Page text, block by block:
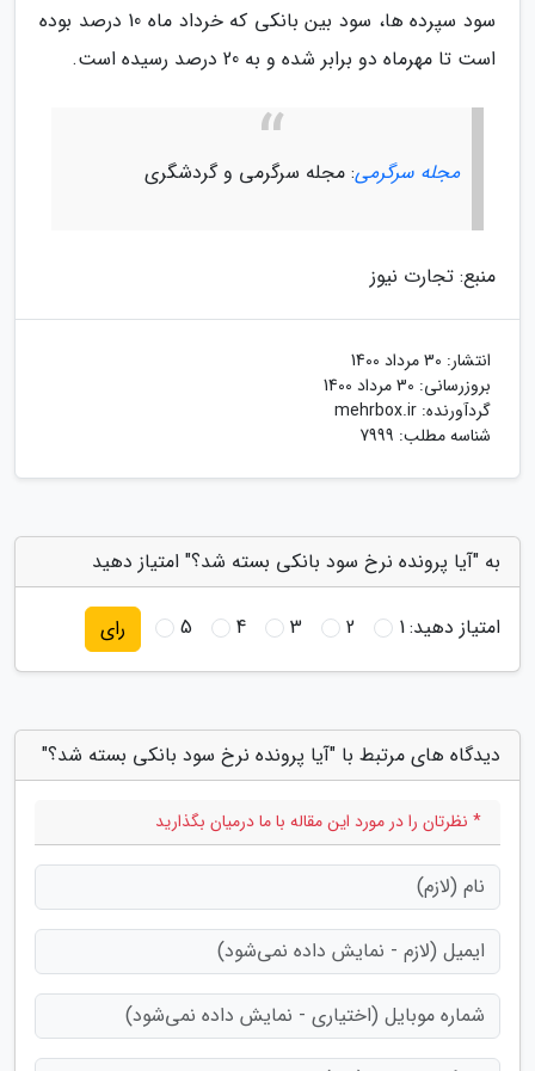
سود سپرده ها، سود بین بانکی که خرداد ماه 10 درصد بوده
است تا مهرماه دو برابر شده و به 20 درصد رسیده است.
مجله سرگرمی: مجله سرگرمی و گردشگری
منبع: تجارت نیوز
انتشار: 30 مرداد 1400
بروزرسانی: 30 مرداد 1400
گردآورنده: mehrbox.ir
شناسه مطلب: 7999
به "آیا پرونده نرخ سود بانکی بسته شد؟" امتیاز دهید
امتیاز دهید:1
2
3
4
5 رای
دیدگاه های مرتبط با "آیا پرونده نرخ سود بانکی بسته شد؟"
* نظرتان را در مورد این مقاله با ما درمیان بگذارید